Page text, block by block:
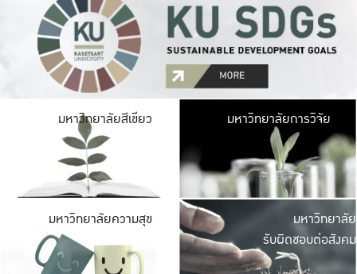
มหาวิทยาลัยสีเขียว มหาวิ
มีพื้นที่เขียวสดใส
เป็นป่าในเมือง เกษต
มหาวิทยาลัยการวิจัย
มหาวิทยาลัยความสุข มหาวิ
ค
เปิดประ
และพบเรื่องราวใ
มหาวิทยาลัย
รับผิดชอบต่อสังคม